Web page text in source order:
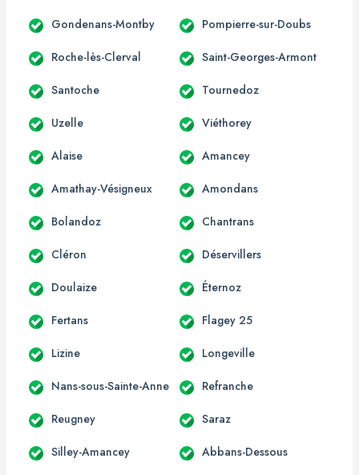
Gondenans-Montby Pompierre-sur-Doubs
Roche-lès-Clerval Saint-Georges-Armont
Santoche Tournedoz
Uzelle Viéthorey
Alaise Amancey
Amathay-Vésigneux Amondans
Bolandoz Chantrans
Cléron Déservillers
Doulaize Éternoz
Fertans Flagey 25
Lizine Longeville
Nans-sous-Sainte-Anne Refranche
Reugney Saraz
Silley-Amancey Abbans-Dessous